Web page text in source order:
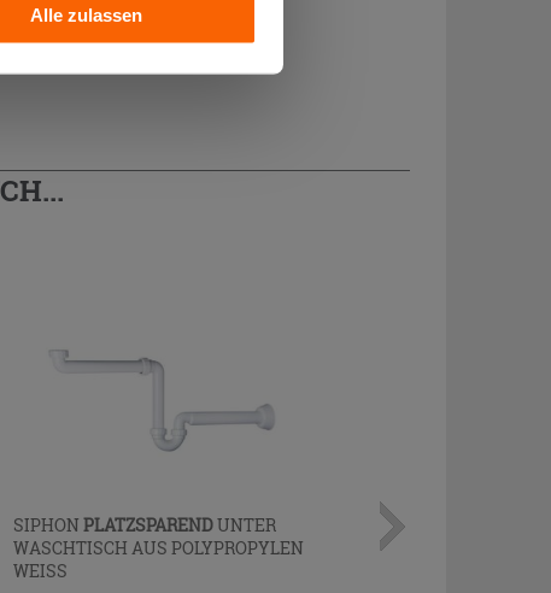
Alle zulassen
SIPHONPLATZSPARENDUNTER
WASCHTISCH AUS POLYPROPYLEN
WEISS